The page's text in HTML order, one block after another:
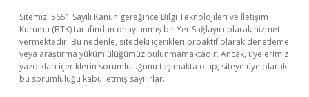
Sitemiz, 5651 Sayılı Kanun gereğince Bilgi Teknolojileri ve İletişim
Kurumu (BTK) tarafından onaylanmış bir Yer Sağlayıcı olarak hizmet
vermektedir. Bu nedenle, sitedeki içerikleri proaktif olarak denetleme
veya araştırma yükümlülüğümüz bulunmamaktadır. Ancak, üyelerimiz
yazdıkları içeriklerin sorumluluğunu taşımakta olup, siteye üye olarak
bu sorumluluğu kabul etmiş sayılırlar.